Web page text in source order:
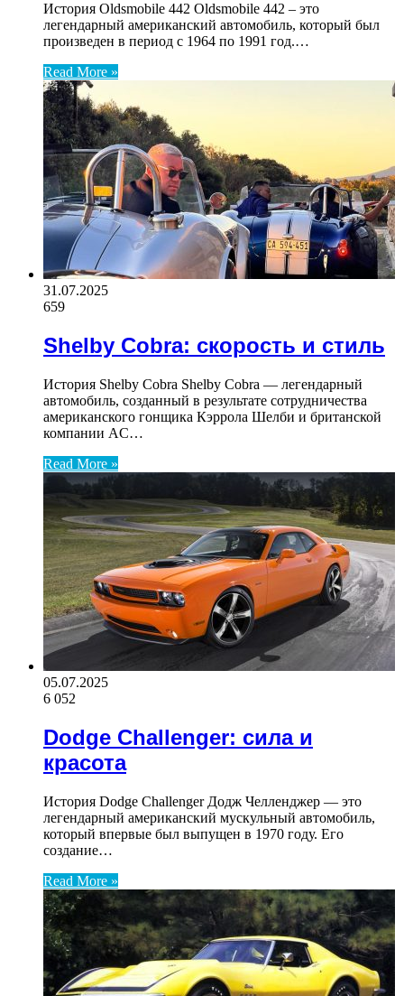
История Oldsmobile 442 Oldsmobile 442 – это
легендарный американский автомобиль, который был
произведен в период с 1964 по 1991 год.…
Read More »
31.07.2025
659
Shelby Cobra: скорость и стиль
История Shelby Cobra Shelby Cobra — легендарный
автомобиль, созданный в результате сотрудничества
американского гонщика Кэррола Шелби и британской
компании AC…
Read More »
05.07.2025
6 052
Dodge Challenger: сила и
красота
История Dodge Challenger Додж Челленджер — это
легендарный американский мускульный автомобиль,
который впервые был выпущен в 1970 году. Его
создание…
Read More »